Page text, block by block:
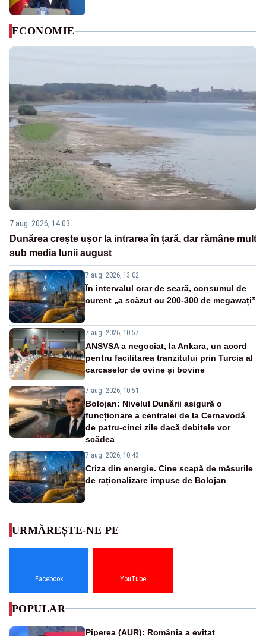
ECONOMIE
7 aug. 2026, 14:03
Dunărea crește ușor la intrarea în țară, dar rămâne mult
sub media lunii august
7 aug. 2026, 13:02
În intervalul orar de seară, consumul de
curent „a scăzut cu 200-300 de megawați”
7 aug. 2026, 10:57
ANSVSA a negociat, la Ankara, un acord
pentru facilitarea tranzitului prin Turcia al
carcaselor de ovine și bovine
7 aug. 2026, 10:51
Bolojan: Nivelul Dunării asigură o
funcționare a centralei de la Cernavodă
de patru-cinci zile dacă debitele vor
scădea
7 aug. 2026, 10:43
Criza din energie. Cine scapă de măsurile
de raționalizare impuse de Bolojan
URMĂREȘTE-NE PE
Facebook YouTube
POPULAR
Piperea (AUR): România a evitat